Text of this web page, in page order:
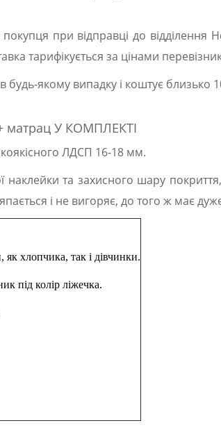
при відправці до відділення
тарифікується за цінами
будь-якому випадку і коштує близько
матрац У КОМПЛЕКТІ
ЛДСП 16-18 мм.
наклейки та захисного шару
і не вигоряє, до того ж має
хлопчика, так і дівчинки.
під колір ліжечка.